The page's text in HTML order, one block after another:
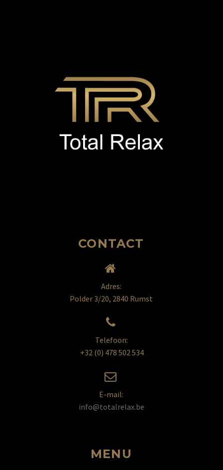
CONTACT


Adres:
Polder 3/20, 2840 Rumst


Telefoon:
+32 (0) 478 502 534


E-mail:
info@totalrelax.be
MENU